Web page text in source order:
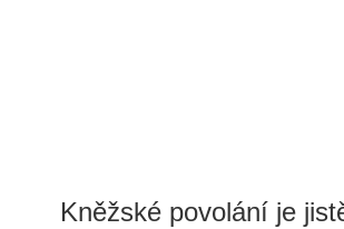
Kněžské povolání je